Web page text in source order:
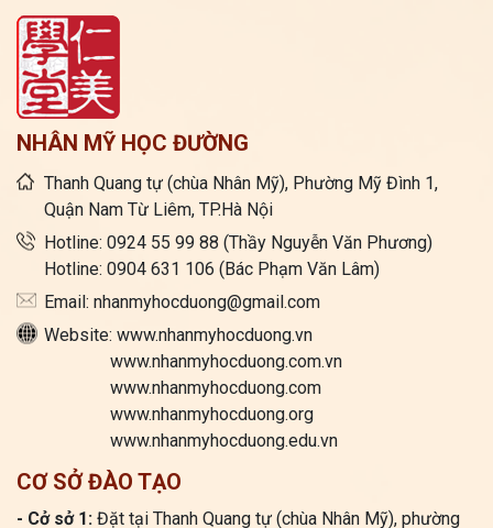
NHÂN MỸ HỌC ĐƯỜNG
Thanh Quang tự (chùa Nhân Mỹ), Phường Mỹ Đình 1,
Quận Nam Từ Liêm, TP.Hà Nội
Hotline: 0924 55 99 88 (Thầy Nguyễn Văn Phương)
Hotline: 0904 631 106 (Bác Phạm Văn Lâm)
Email: nhanmyhocduong@gmail.com
Website: www.nhanmyhocduong.vn
www.nhanmyhocduong.com.vn
www.nhanmyhocduong.com
www.nhanmyhocduong.org
www.nhanmyhocduong.edu.vn
CƠ SỞ ĐÀO TẠO
- Cở sở 1: Đặt tại Thanh Quang tự (chùa Nhân Mỹ), phường